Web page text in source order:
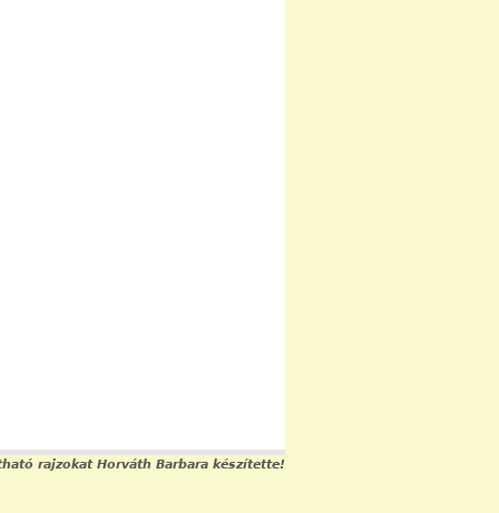
rajzokat Horváth Barbara készítette!